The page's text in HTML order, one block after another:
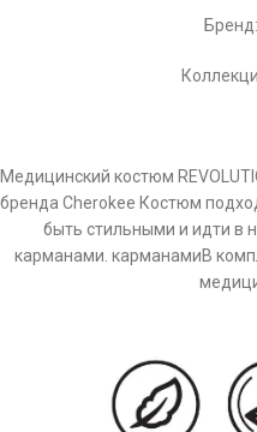
Медицинский костюм
бренда Cherokee Костюм
быть стильными и идти в
карманами. карманамиВ